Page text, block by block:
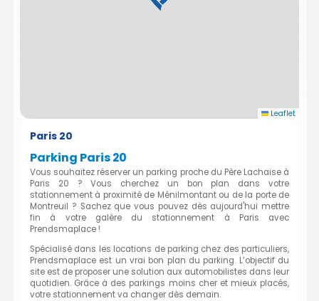
Leaflet
Paris 20
Parking Paris 20
Vous souhaitez réserver un parking proche du Père Lachaise à
Paris 20 ? Vous cherchez un bon plan dans votre
stationnement à proximité de Ménilmontant ou de la porte de
Montreuil ? Sachez que vous pouvez dès aujourd'hui mettre
fin à votre galère du stationnement à Paris avec
Prendsmaplace !
Spécialisé dans les locations de parking chez des particuliers,
Prendsmaplace est un vrai bon plan du parking. L’objectif du
site est de proposer une solution aux automobilistes dans leur
quotidien. Grâce à des parkings moins cher et mieux placés,
votre stationnement va changer dès demain.